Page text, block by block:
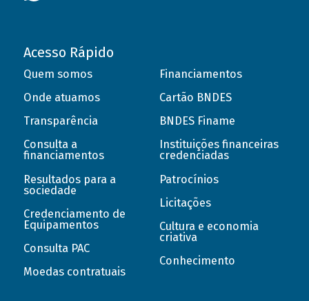
Acesso Rápido
Quem somos
Onde atuamos
Transparência
Consulta a
financiamentos
Resultados para a
sociedade
Credenciamento de
Equipamentos
Consulta PAC
Moedas contratuais
Financiamentos
Cartão BNDES
BNDES Finame
Instituições financeiras
credenciadas
Patrocínios
Licitações
Cultura e economia
criativa
Conhecimento